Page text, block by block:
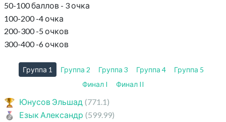
50-100 баллов - 3 очка
100-200 -4 очка
200-300 -5 очков
300-400 -6 очков
Группа 1 Группа 2 Группа 3 Группа 4
Группа 5
Финал I
Финал II
Юнусов Эльшад (771.1)
Езык Александр (599.99)